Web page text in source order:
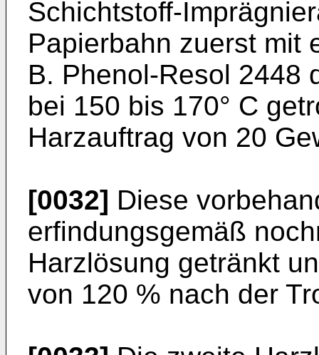
Schichtstoff-
Papierbahn zuerst mit
B. Phenol-Resol 2448
bei 150 bis 170° C
Harzauftrag von 20
[0032] Diese
erfindungsgemäß
Harzlösung getränkt
von 120 % nach der